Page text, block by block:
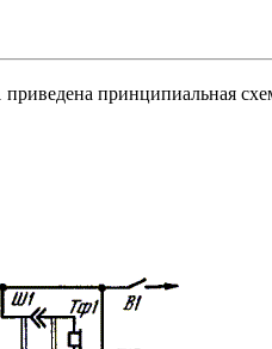
принципиальная